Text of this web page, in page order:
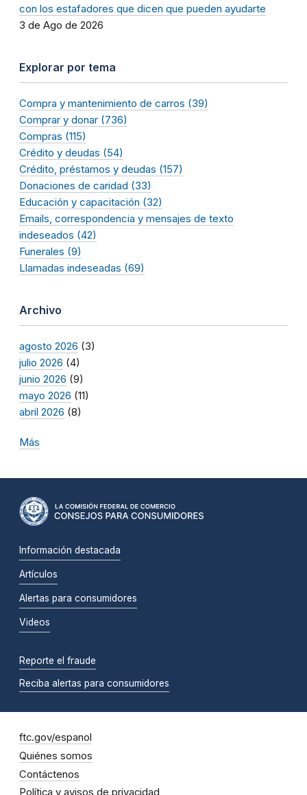
con los estafadores que dicen que pueden ayudarte
3 de Ago de 2026
Explorar por tema
Compra y mantenimiento de carros (39)
Comprar y donar (736)
Compras (115)
Crédito y deudas (54)
Crédito, préstamos y deudas (157)
Donaciones de caridad (33)
Educación y capacitación (32)
Emails, correspondencia y mensajes de texto
indeseados (42)
Funerales (9)
Llamadas indeseadas (69)
Archivo
agosto 2026 (3)
julio 2026 (4)
junio 2026 (9)
mayo 2026 (11)
abril 2026 (8)
Más
Información destacada
Artículos
Alertas para consumidores
Videos
Reporte el fraude
Reciba alertas para consumidores
ftc.gov/espanol
Quiénes somos
Contáctenos